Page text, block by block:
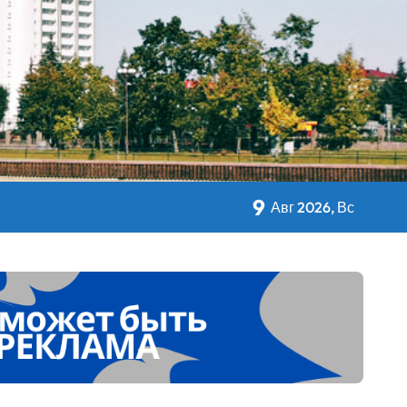
питании
Независимости
9 Авг 2026, Вс